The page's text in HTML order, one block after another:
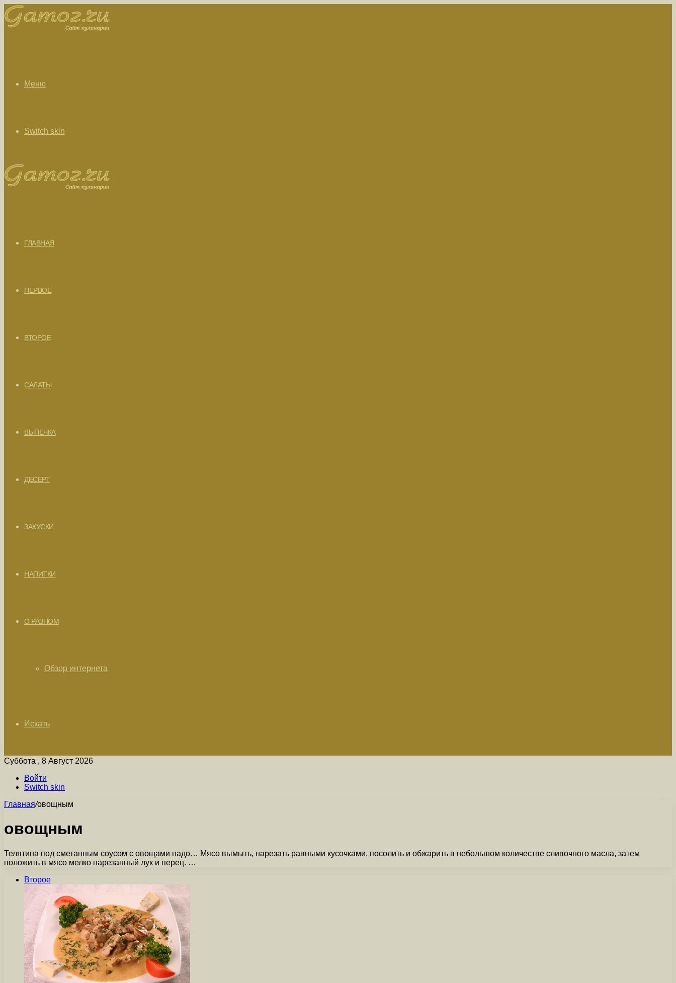
Меню
Switch skin
ГЛАВНАЯ
ПЕРВОЕ
ВТОРОЕ
САЛАТЫ
ВЫПЕЧКА
ДЕСЕРТ
ЗАКУСКИ
НАПИТКИ
О РАЗНОМ
Обзор интернета
Искать
Суббота , 8 Август 2026
Войти
Switch skin
Главная/овощным
овощным
Телятина под сметанным соусом с овощами надо… Мясо вымыть, нарезать равными кусочками, посолить и обжарить в небольшом количестве сливочного масла, затем
положить в мясо мелко нарезанный лук и перец. …
Второе